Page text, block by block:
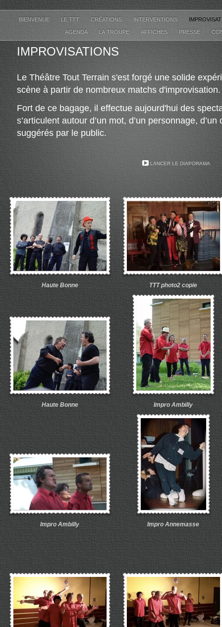
BIENVENUE LE TTT CRÉATIONS INTERVENTIONS
AGENDA LA TROUPE AFFICHES PRESSE
IMPROVISATIONS
Le Théâtre Tout Terrain s'est forgé une solide
scène à partir de nombreux matchs d'improvisation.
Fort de ce bagage, il effectue aujourd'hui des
s’articulent autour d’un mot, d’un personnage,
suggérés par le public.
Haute Bonne TTT photo2 copie
Haute Bonne Impro Ambilly
Impro Ambilly Impro Annemasse
LANCER LE DIAPORAMA